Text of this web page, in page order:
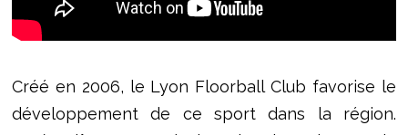
Créé en 2006, le Lyon Floorball Club favorise le
développement de ce sport dans la région.